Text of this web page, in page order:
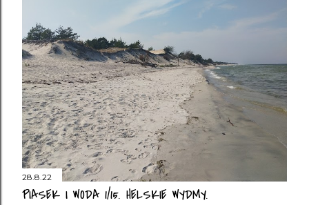
28.8.22
PIASEK I WODA 1/15. HELSKIE WYDMY.